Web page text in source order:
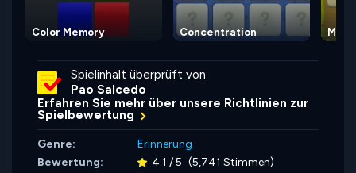
Color Memory Concentration
Spielinhalt überprüft von
Pao Salcedo
Erfahren Sie mehr über unsere Richtlinien zur
Spielbewertung
Genre:
Erinnerung
Bewertung:
4.1 / 5 (5,741 Stimmen)